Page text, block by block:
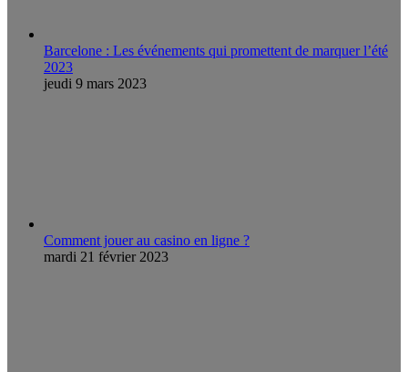
Barcelone : Les événements qui promettent de marquer l’été
2023
jeudi 9 mars 2023
Comment jouer au casino en ligne ?
mardi 21 février 2023